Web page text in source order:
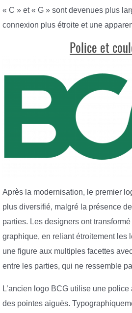
« C » et « G » sont devenues plus
connexion plus étroite et une
Police et
Après la modernisation, le premier
plus diversifié, malgré la présence
parties. Les designers ont
graphique, en reliant étroitement les
une figure aux multiples facettes
entre les parties, qui ne ressemble
L’ancien logo BCG utilise une
des pointes aiguës.